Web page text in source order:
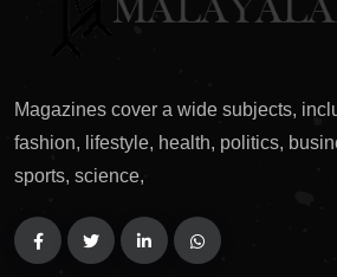
Magazines cover a wide subjects,
fashion, lifestyle, health, politics,
sports, science,